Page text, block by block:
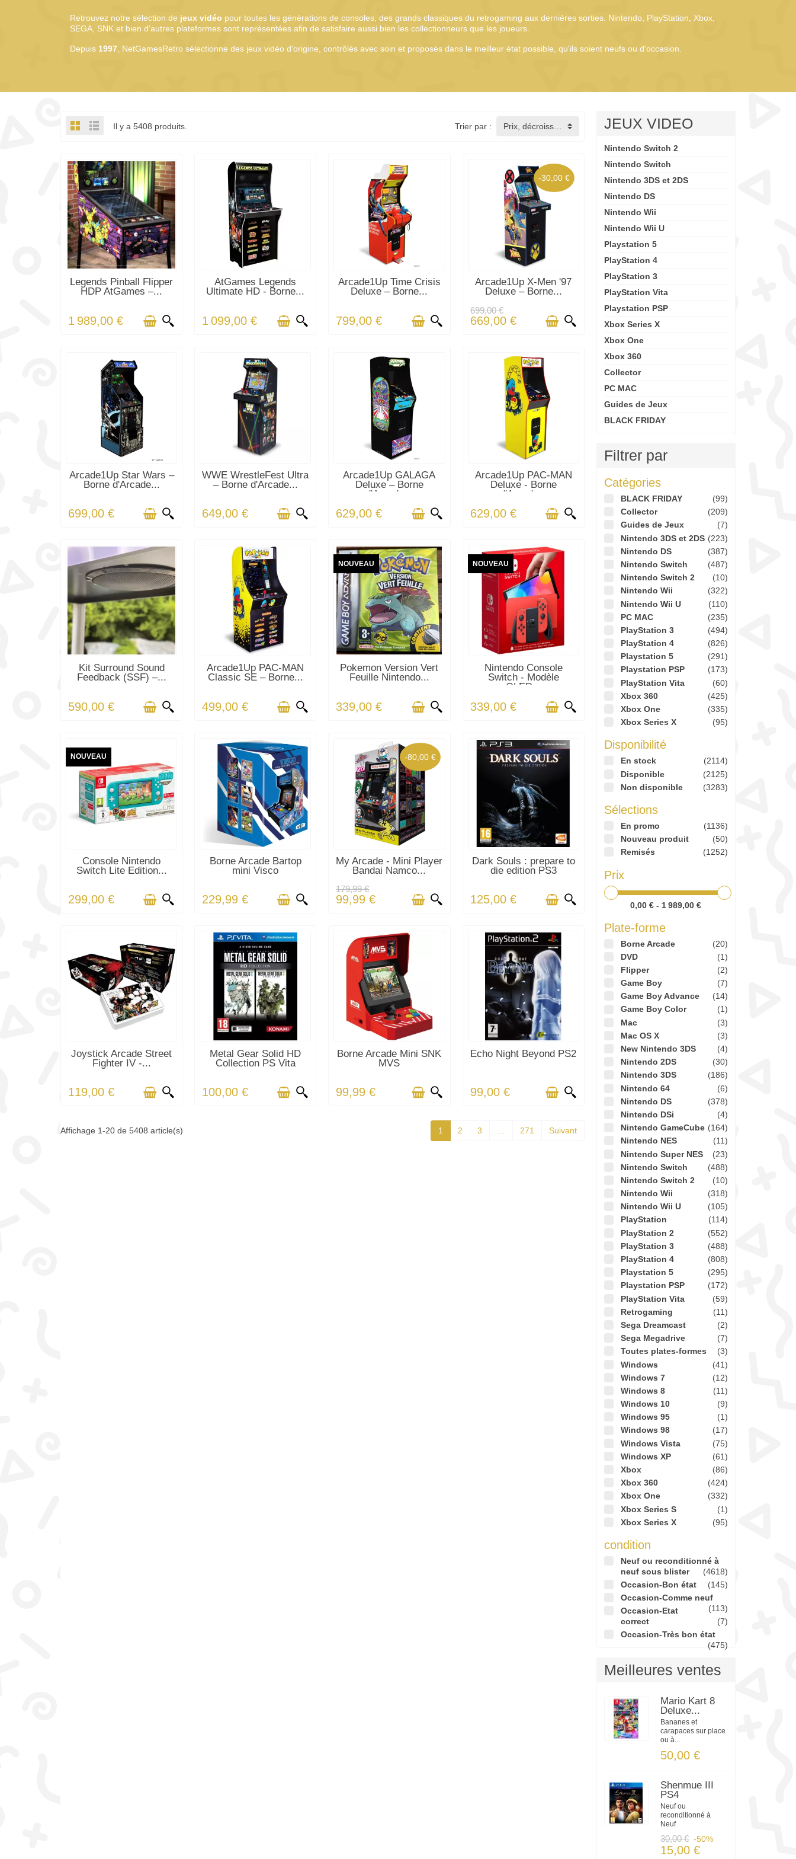
Retrouvez notre sélection de jeux vidéo pour toutes les générations de consoles, des grands classiques du retrogaming aux dernières sorties. Nintendo, PlayStation, Xbox,
SEGA, SNK et bien d'autres plateformes sont représentées afin de satisfaire aussi bien les collectionneurs que les joueurs.
Depuis 1997 , NetGamesRetro sélectionne des jeux vidéo d'origine, contrôlés avec soin et proposés dans le meilleur état possible, qu'ils soient neufs ou d'occasion.
Il y a 5408 produits. Trier par : Prix, décroissant
EN STOCK
Legends Pinball Flipper
HDP AtGames –...
1 989,00 €
EN STOCK
AtGames Legends
Ultimate HD - Borne...
1 099,00 €
EN STOCK
Arcade1Up Time Crisis
Deluxe – Borne...
799,00 €
-30,00 €
EN STOCK
Arcade1Up X-Men '97
Deluxe – Borne...
699,00 €
669,00 €
EN STOCK
Arcade1Up Star Wars –
Borne d'Arcade...
699,00 €
EN STOCK
WWE WrestleFest Ultra
– Borne d'Arcade...
649,00 €
EN STOCK
Arcade1Up GALAGA
Deluxe – Borne
d'Arcade...
629,00 €
EN STOCK
Arcade1Up PAC-MAN
Deluxe - Borne
d'Arcade...
629,00 €
EN STOCK
Kit Surround Sound
Feedback (SSF) –...
590,00 €
EN STOCK
Arcade1Up PAC-MAN
Classic SE – Borne...
499,00 €
NOUVEAU
DERNIERS ARTICLES EN
STOCK
Pokemon Version Vert
Feuille Nintendo...
339,00 €
NOUVEAU
DERNIERS ARTICLES EN
STOCK
Nintendo Console
Switch - Modèle
OLED...
339,00 €
NOUVEAU
DERNIERS ARTICLES EN
STOCK
Console Nintendo
Switch Lite Edition...
299,00 €
DERNIERS ARTICLES EN
STOCK
Borne Arcade Bartop
mini Visco
229,99 €
-80,00 €
DERNIERS ARTICLES EN
STOCK
My Arcade - Mini Player
Bandai Namco...
179,99 €
99,99 €
DERNIERS ARTICLES EN
STOCK
Dark Souls : prepare to
die edition PS3
125,00 €
DERNIERS ARTICLES EN
STOCK
Joystick Arcade Street
Fighter IV -...
119,00 €
DERNIERS ARTICLES EN
STOCK
Metal Gear Solid HD
Collection PS Vita
100,00 €
DERNIERS ARTICLES EN
STOCK
Borne Arcade Mini SNK
MVS
99,99 €
DERNIERS ARTICLES EN
STOCK
Echo Night Beyond PS2
99,00 €
Affichage 1-20 de 5408 article(s) 1 2 3 … 271 Suivant
JEUX VIDEO
Nintendo Switch 2
Nintendo Switch
Nintendo 3DS et 2DS
Nintendo DS
Nintendo Wii
Nintendo Wii U
Playstation 5
PlayStation 4
PlayStation 3
PlayStation Vita
Playstation PSP
Xbox Series X
Xbox One
Xbox 360
Collector
PC MAC
Guides de Jeux
BLACK FRIDAY
Filtrer par
Catégories
BLACK FRIDAY
(99)
Collector
(209)
Guides de Jeux
(7)
Nintendo 3DS et 2DS (223)
Nintendo DS
(387)
Nintendo Switch
(487)
Nintendo Switch 2
(10)
Nintendo Wii
(322)
Nintendo Wii U
(110)
PC MAC
(235)
PlayStation 3
(494)
PlayStation 4
(826)
Playstation 5
(291)
Playstation PSP
(173)
PlayStation Vita
(60)
Xbox 360
(425)
Xbox One
(335)
Xbox Series X
(95)
Disponibilité
En stock
(2114)
Disponible
(2125)
Non disponible
(3283)
Sélections
En promo
(1136)
Nouveau produit
(50)
Remisés
(1252)
Prix
0,00 € - 1 989,00 €
Plate-forme
Borne Arcade
(20)
DVD
(1)
Flipper
(2)
Game Boy
(7)
Game Boy Advance
(14)
Game Boy Color
(1)
Mac
(3)
Mac OS X
(3)
New Nintendo 3DS
(4)
Nintendo 2DS
(30)
Nintendo 3DS
(186)
Nintendo 64
(6)
Nintendo DS
(378)
Nintendo DSi
(4)
Nintendo GameCube (164)
Nintendo NES
(11)
Nintendo Super NES
(23)
Nintendo Switch
(488)
Nintendo Switch 2
(10)
Nintendo Wii
(318)
Nintendo Wii U
(105)
PlayStation
(114)
PlayStation 2
(552)
PlayStation 3
(488)
PlayStation 4
(808)
Playstation 5
(295)
Playstation PSP
(172)
PlayStation Vita
(59)
Retrogaming
(11)
Sega Dreamcast
(2)
Sega Megadrive
(7)
Toutes plates-formes
(3)
Windows
(41)
Windows 7
(12)
Windows 8
(11)
Windows 10
(9)
Windows 95
(1)
Windows 98
(17)
Windows Vista
(75)
Windows XP
(61)
Xbox
(86)
Xbox 360
(424)
Xbox One
(332)
Xbox Series S
(1)
Xbox Series X
(95)
condition
Neuf ou reconditionné à
neuf sous blister
(4618)
Occasion-Bon état
(145)
Occasion-Comme neuf
(113)
Occasion-Etat
correct
(7)
Occasion-Très bon état
(475)
Meilleures ventes
Mario Kart 8
Deluxe...
Bananes et
carapaces sur place
ou à...
50,00 €
Shenmue III
PS4
Neuf ou
reconditionné à
Neuf
30,00 € -50%
15,00 €